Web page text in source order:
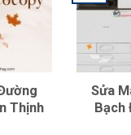
Thịnh
Sửa
Bạch